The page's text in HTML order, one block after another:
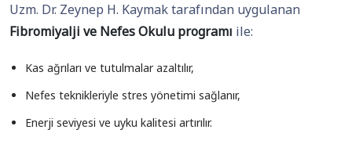
Uzm. Dr. Zeynep H. Kaymak tarafından uygulanan
Fibromiyalji ve Nefes Okulu programı ile:
Kas ağrıları ve tutulmalar azaltılır,
Nefes teknikleriyle stres yönetimi sağlanır,
Enerji seviyesi ve uyku kalitesi artırılır.